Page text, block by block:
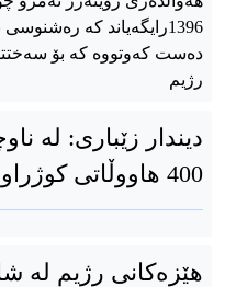
1396رایگەیاند کە
دەست کەوتووە کە بۆ
رژیم
دیندار زێباری: له‌
400 هاووڵاتی کوژراون و 168 هه‌زار کەس ئا
هێزەکانی رژیم لە